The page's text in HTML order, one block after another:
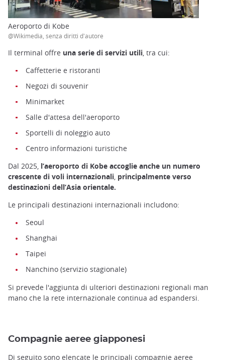
Aeroporto di Kobe
@Wikimedia, senza diritti d'autore
Il terminal offre una serie di servizi utili , tra cui:
Caffetterie e ristoranti
Negozi di souvenir
Minimarket
Salle d'attesa dell'aeroporto
Sportelli di noleggio auto
Centro informazioni turistiche
Dal 2025, l’aeroporto di Kobe accoglie anche un numero
crescente di voli internazionali, principalmente verso
destinazioni dell’Asia orientale.
Le principali destinazioni internazionali includono:
Seoul
Shanghai
Taipei
Nanchino (servizio stagionale)
Si prevede l'aggiunta di ulteriori destinazioni regionali man
mano che la rete internazionale continua ad espandersi.
Compagnie aeree giapponesi
Di seguito sono elencate le principali compagnie aeree